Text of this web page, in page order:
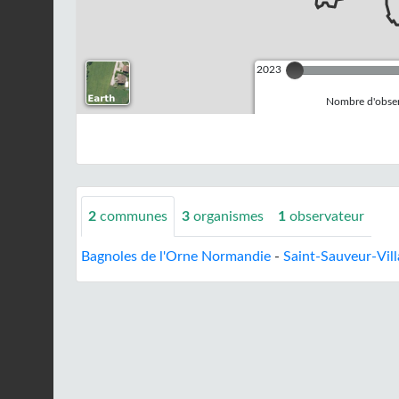
2023
Nombre
2 communes 3 organismes 1 observateur
Bagnoles de l'Orne Normandie - Saint-Sauveur-